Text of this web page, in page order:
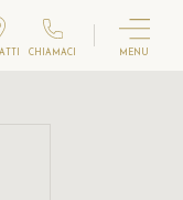
CHIAMACI MENU